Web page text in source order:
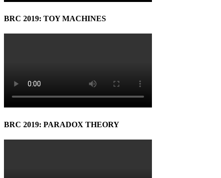
BRC 2019: TOY MACHINES
BRC 2019: PARADOX THEORY